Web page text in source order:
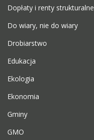
Dopłaty i renty strukturalne
Do wiary, nie do wiary
Drobiarstwo
Edukacja
Ekologia
Ekonomia
Gminy
GMO